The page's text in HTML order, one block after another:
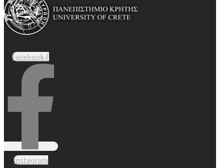
Facebook-f
Instagram